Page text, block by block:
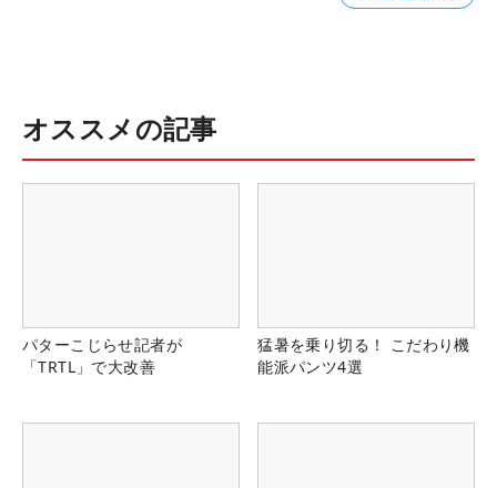
オススメの記事
パターこじらせ記者が
「TRTL」で大改善
猛暑を乗り切る！ こだわり機
能派パンツ4選